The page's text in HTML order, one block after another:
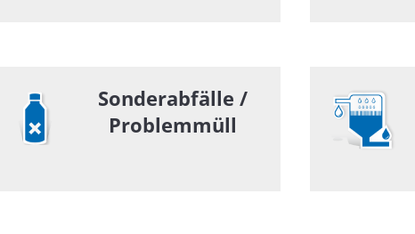
Sonderabfälle /
Problemmüll